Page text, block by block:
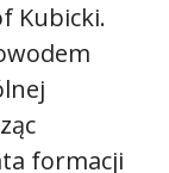
Kubicki.
formacji